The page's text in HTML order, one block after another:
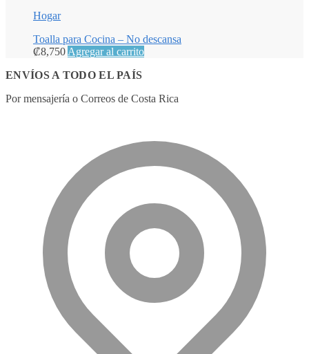
Hogar
Toalla para Cocina – No descansa
₡8,750 Agregar al carrito
ENVÍOS A TODO EL PAÍS
Por mensajería o Correos de Costa Rica